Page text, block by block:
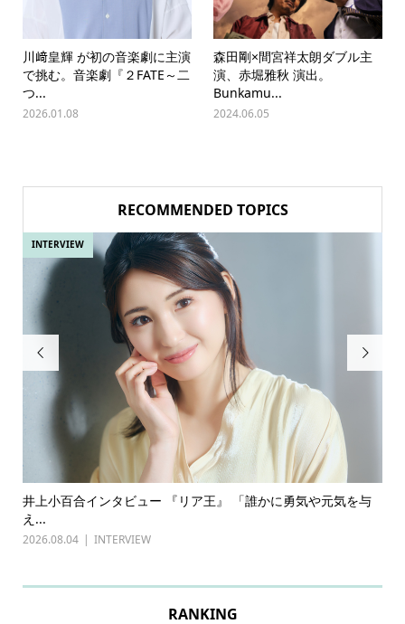
川﨑皇輝 が初の音楽劇に主演
で挑む。音楽劇『２FATE～二
つ...
2026.01.08
森田剛×間宮祥太朗ダブル主
演、赤堀雅秋 演出。
Bunkamu...
2024.06.05
RECOMMENDED TOPICS

井上小百合インタビュー 『リア王』 「誰かに勇気や元気を与
え...
2026.08.04 INTERVIEW
INTERVIEW

RANKING